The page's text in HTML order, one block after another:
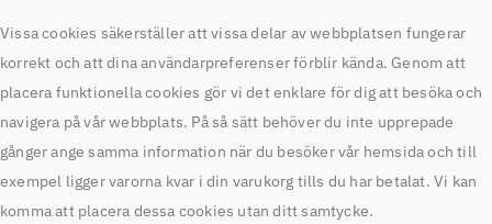
Vissa cookies säkerställer att vissa delar av webbplatsen fungerar
korrekt och att dina användarpreferenser förblir kända. Genom att
placera funktionella cookies gör vi det enklare för dig att besöka och
navigera på vår webbplats. På så sätt behöver du inte upprepade
gånger ange samma information när du besöker vår hemsida och till
exempel ligger varorna kvar i din varukorg tills du har betalat. Vi kan
komma att placera dessa cookies utan ditt samtycke.